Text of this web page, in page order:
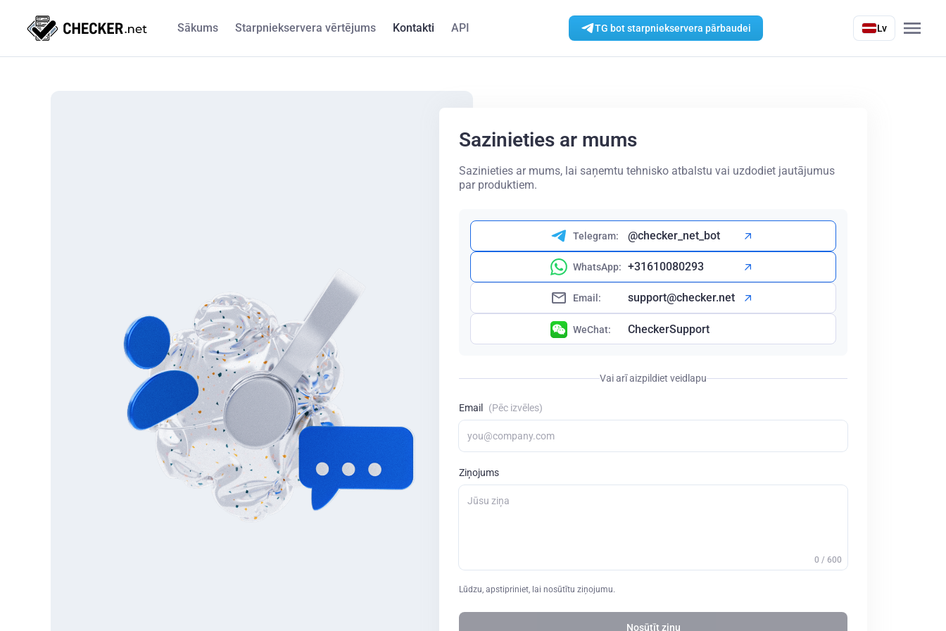
Sākums Starpniekservera vērtējums Kontakti API TG bot starpniekservera pārbaudei Lv
Sazinieties ar mums
Sazinieties ar mums, lai saņemtu tehnisko atbalstu vai uzdodiet jautājumus
par produktiem.
Telegram: @checker_net_bot
WhatsApp: +31610080293
Email: support@checker.net
WeChat: CheckerSupport
Vai arī aizpildiet veidlapu
Email (Pēc izvēles)
Ziņojums
0 / 600
Lūdzu, apstipriniet, lai nosūtītu ziņojumu.
Nosūtīt ziņu